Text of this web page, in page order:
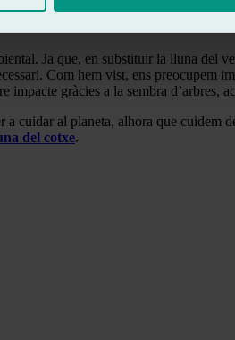
lo o cal substituir el vidre del
Ja que, en substituir la lluna del
Com hem vist, ens preocupem
gràcies a la sembra d’arbres,
cuidar al planeta, alhora que cuidem
del cotxe.